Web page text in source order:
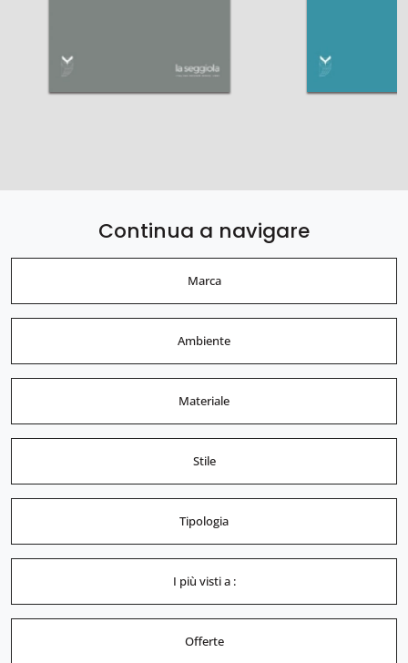
Continua a navigare
Marca
Ambiente
Materiale
Stile
Tipologia
I più visti a :
Offerte